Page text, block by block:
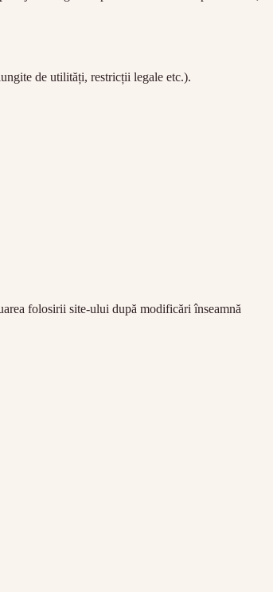
de utilități, restricții legale etc.).
folosirii site-ului după modificări înseamnă